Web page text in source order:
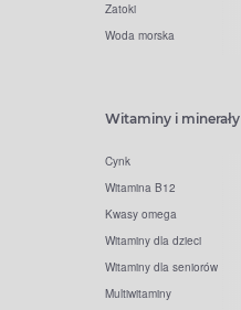
Zatoki
Woda morska
Witaminy i minerały
Cynk
Witamina B12
Kwasy omega
Witaminy dla dzieci
Witaminy dla seniorów
Multiwitaminy